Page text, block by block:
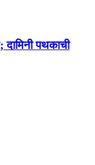
दामिनी पथकाची